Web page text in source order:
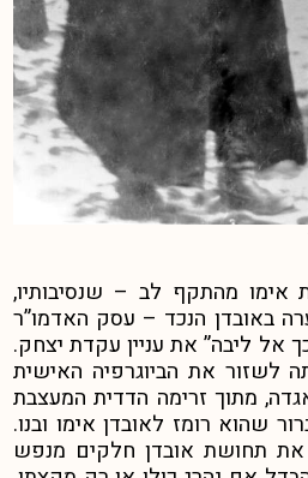
מהתקף לב – שנסיבותיו,
באובדן הנכד – עסק האדמו”ר
ליבה” את עניין עקדת יצחק.
לשזור את הביוגרפיה האישית
מתוך זרימה הדדית המעצבת
שהוא רומז לאובדן אימו ובנו.
תחושת אובדן חלקים מנפש